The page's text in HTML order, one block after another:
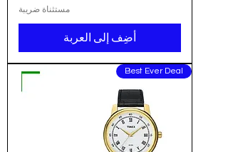
مستثناة ضريبة
أضِف إلى العربة
Best Ever Deal